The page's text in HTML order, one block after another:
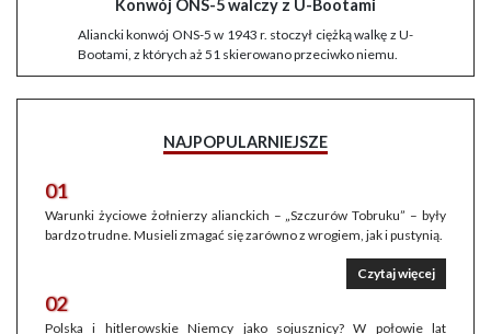
Konwój ONS-5 walczy z U-Bootami
Aliancki konwój ONS-5 w 1943 r. stoczył ciężką walkę z U-
Bootami, z których aż 51 skierowano przeciwko niemu.
NAJPOPULARNIEJSZE
01
Warunki życiowe żołnierzy alianckich – „Szczurów Tobruku” – były
bardzo trudne. Musieli zmagać się zarówno z wrogiem, jak i pustynią.
Czytaj więcej
02
Polska i hitlerowskie Niemcy jako sojusznicy? W połowie lat